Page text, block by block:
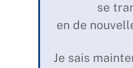
se
en de
Je sais